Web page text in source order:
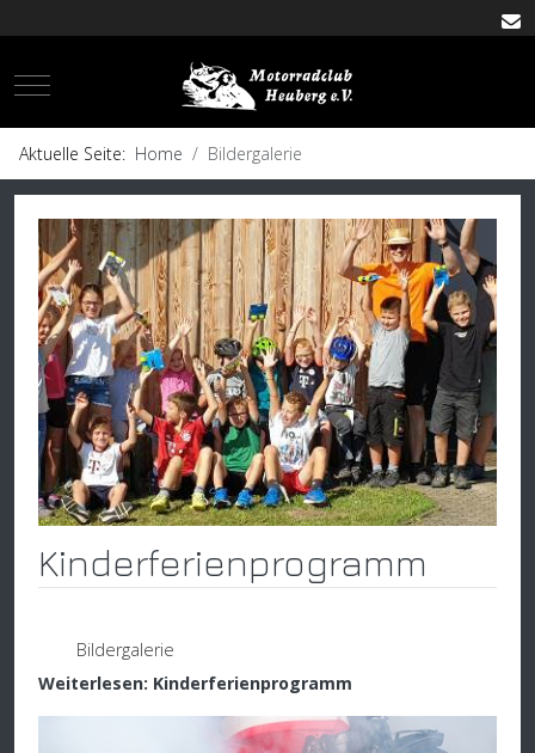
Mobile Menu Toggle
Aktuelle Seite: Home Bildergalerie
Kinderferienprogramm
Bildergalerie
Weiterlesen: Kinderferienprogramm